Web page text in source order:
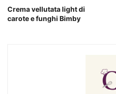
Crema vellutata light di
carote e funghi Bimby